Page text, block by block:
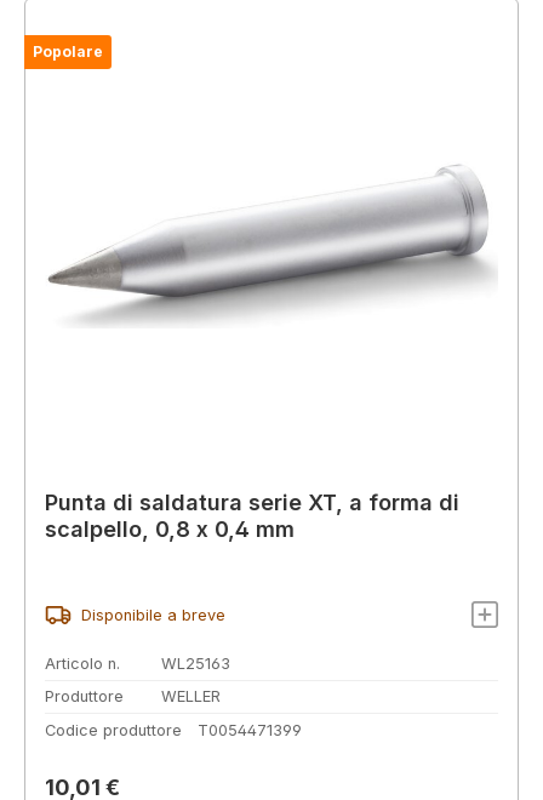
Popolare
Punta di saldatura serie XT, a forma di
scalpello, 0,8 x 0,4 mm
Disponibile a breve
Articolo n.
WL25163
Produttore
WELLER
Codice produttore
T0054471399
Prezzo normale:
10,01 €